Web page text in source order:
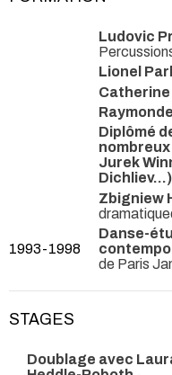
Ludovic
Lionel
Diplômé
Jurek
Dichliev...)
Zbigniew
1993-1998
Danse-
de Paris
STAGES
Doublage avec